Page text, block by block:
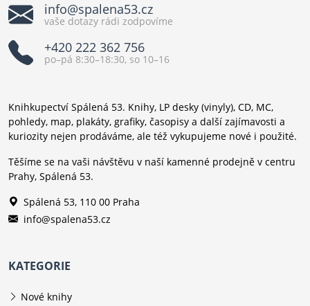
info@spalena53.cz
vaše dotazy rádi zodpovíme
+420 222 362 756
po–pá 8:30–18:30, so 10–16
Knihkupectví Spálená 53. Knihy, LP desky (vinyly), CD, MC,
pohledy, map, plakáty, grafiky, časopisy a další zajímavosti a
kuriozity nejen prodáváme, ale též vykupujeme nové i použité.
Těšíme se na vaši návštěvu v naší kamenné prodejně v centru
Prahy, Spálená 53.
Spálená 53, 110 00 Praha
info@spalena53.cz
KATEGORIE
Nové knihy